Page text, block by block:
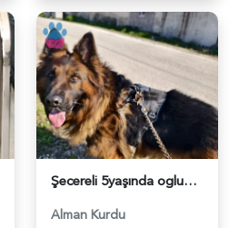
Şecereli 5yaşında oglum - 118980737
Alman Kurdu